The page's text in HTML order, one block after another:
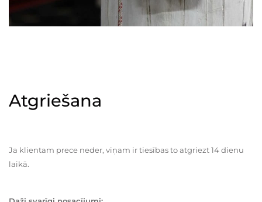
Atgriešana
Ja klientam prece neder, viņam ir tiesības to atgriezt 14 dienu
laikā.